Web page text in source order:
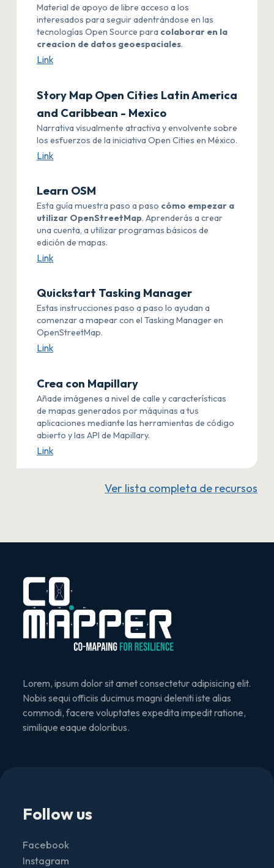
Material de apoyo de libre acceso a los
interesados para seguir adentrándose en las
tecnologías Open Source para colaborar en la
creacion de datos geoespaciales.
Link
Story Map Open Cities Latin America
and Caribbean - Mexico
Narrativa visualmente atractiva y envolvente sobre
los esfuerzos de la iniciativa Open Cities en México.
Link
Learn OSM
Esta guía muestra paso a paso cómo empezar a
utilizar OpenStreetMap. Aprenderás a crear
una cuenta, a utilizar programas básicos de
edición de mapas.
Link
Quickstart Tasking Manager
Estas instrucciones paso a paso lo ayudan a
comenzar a mapear con el Tasking Manager en
OpenStreetMap.
Link
Crea con Mapillary
Añade imágenes a nivel de calle y características
de mapas generados por máquinas a tus
aplicaciones mediante las herramientas de código
abierto y las API de Mapillary.
Link
Ver lista completa de recursos
Lorem, ipsum dolor sit amet consectetur adipisicing elit.
Nobis sequi officiis ducimus magni deleniti iste alias
commodi, facere voluptates expedita impedit ratione,
similique eaque doloribus.
Follow us
Facebook
Instagram